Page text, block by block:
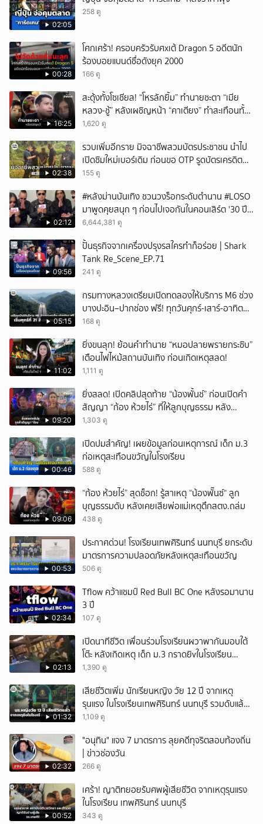
02:05
258 ดู
00:28
โศกเศร้า! ครอบครัวรับศxเต้ Dragon 5 อดีตนัก
ร้องบอยแบนด์ชื่อดังยุค 2000
166 ดู
16:25
สะดุ้งทั้งโซเชียล! “โหรลักยิ้ม” ทำนายชะตา “เมีย
หลวง-ชู้” หลังเผชิญหน้า “คาเตียง” ทำสะเทือนทั้ง
ประเทศ
1,620 ดู
02:38
รวบเพิ่มอีกราย มิจฉาชีพสวมบัตรประชาชน นำไป
เปิดซิมใหม่เบอร์เดิม ก่อนขอ OTP รูดบัตรเครดิตผู้
เสียหาย
155 ดู
02:12
#หลังม่านบันเทิง ชวนวงร็อกระดับตำนาน #LOSO
มาพูดคุยสนุก ๆ ก่อนไปเจอกันในคอนเสิร์ต '30 ปี
LOSO นานเท่าไรก็รอ'
6,644,381 ดู
09:56
ปั้นธุรกิจจากเครื่องปรุงรสใครทำก็อร่อย | Shark
Tank Re_Scene_EP.71
241 ดู
05:15
กรมทางหลวงเตรียมเปิดทดลองให้บริการ M6 ช่วง
บางปะอิน–ปากช่อง ฟรี! ทุกวันศุกร์-เสาร์-อาทิตย์
เริ่มศุกร์ที่ 21 สิงหาคม 2569 นี้
168 ดู
11:02
ยิ่งขนลุก! ย้อนคำทำนาย “หมอปลายพรายกระซิบ”
เตือนไฟไหม้สถานบันเทิง ก่อนเกิดเหตุสลด!
1,111 ดู
09:20
ยิ่งสลด! เปิดคลิปสุดท้าย “น้องพั้นช์” ก่อนเปิดคำ
สัญญา “ก้อง ห้วยไร่” ที่ให้ลูกบุญธรรม หลัง
ลาโลก!
1,303 ดู
00:46
เปิดปมสำคัญ! เผยข้อมูลก่อนเหตุการณ์ เด็ก ม.3
ก่อเหตุสะเทือนขวัญในโรงเรียน
588 ดู
09:06
“ก้อง ห้วยไร่” สุดช็อก! รู้สาเหตุ “น้องพั๊นซ์“ ลูก
บุญธรรมดับ หลังเคยเสียพ่อแม่เหตุตึกสตง.ถล่ม
438 ดู
00:53
ประกาศด่วน! โรงเรียนเทพศิรินทร์ นนทบุรี ยกระดับ
มาตรการความปลอดภัยหลังเหตุสะเทือนขวัญ
506 ดู
02:34
Tflow คว้าแชมป์ Red Bull BC One หลังรอมานาน
3 ปี
107 ดู
02:13
เปิดนาทีชีวิต เพื่อนร่วมโรงเรียนผวาพากันมอบใต้
โต๊ะ หลังเกิดเหตุ เด็ก ม.3 กราดยิvในโรงเรียน
เทพศิรินทร์นนท์ แบบไม่เลือกหน้า เสียงปืนดังสนั่น
1,390 ดู
01:32
เสียชีวิตเพิ่ม นักเรียนหญิง วัย 12 ปี จากเหตุ
รุนแรง ในโรงเรียนเทพศิรินทร์ นนทบุรี รวมดับแล้ว
9 ราย
1,109 ดู
02:32
"อนุทิน" แจง 7 มาตรการ ลุยคดีทุจริตสอบท้องถิ่น
| ข่าวช่องวัน
266 ดู
00:52
เศร้า! ญาติทยอยรับศพผู้เสียชีวิต จากเหตุรุนแรง
ในโรงเรียน เทพศิรินทร์ นนทบุรี
343 ดู
ยกเลิก